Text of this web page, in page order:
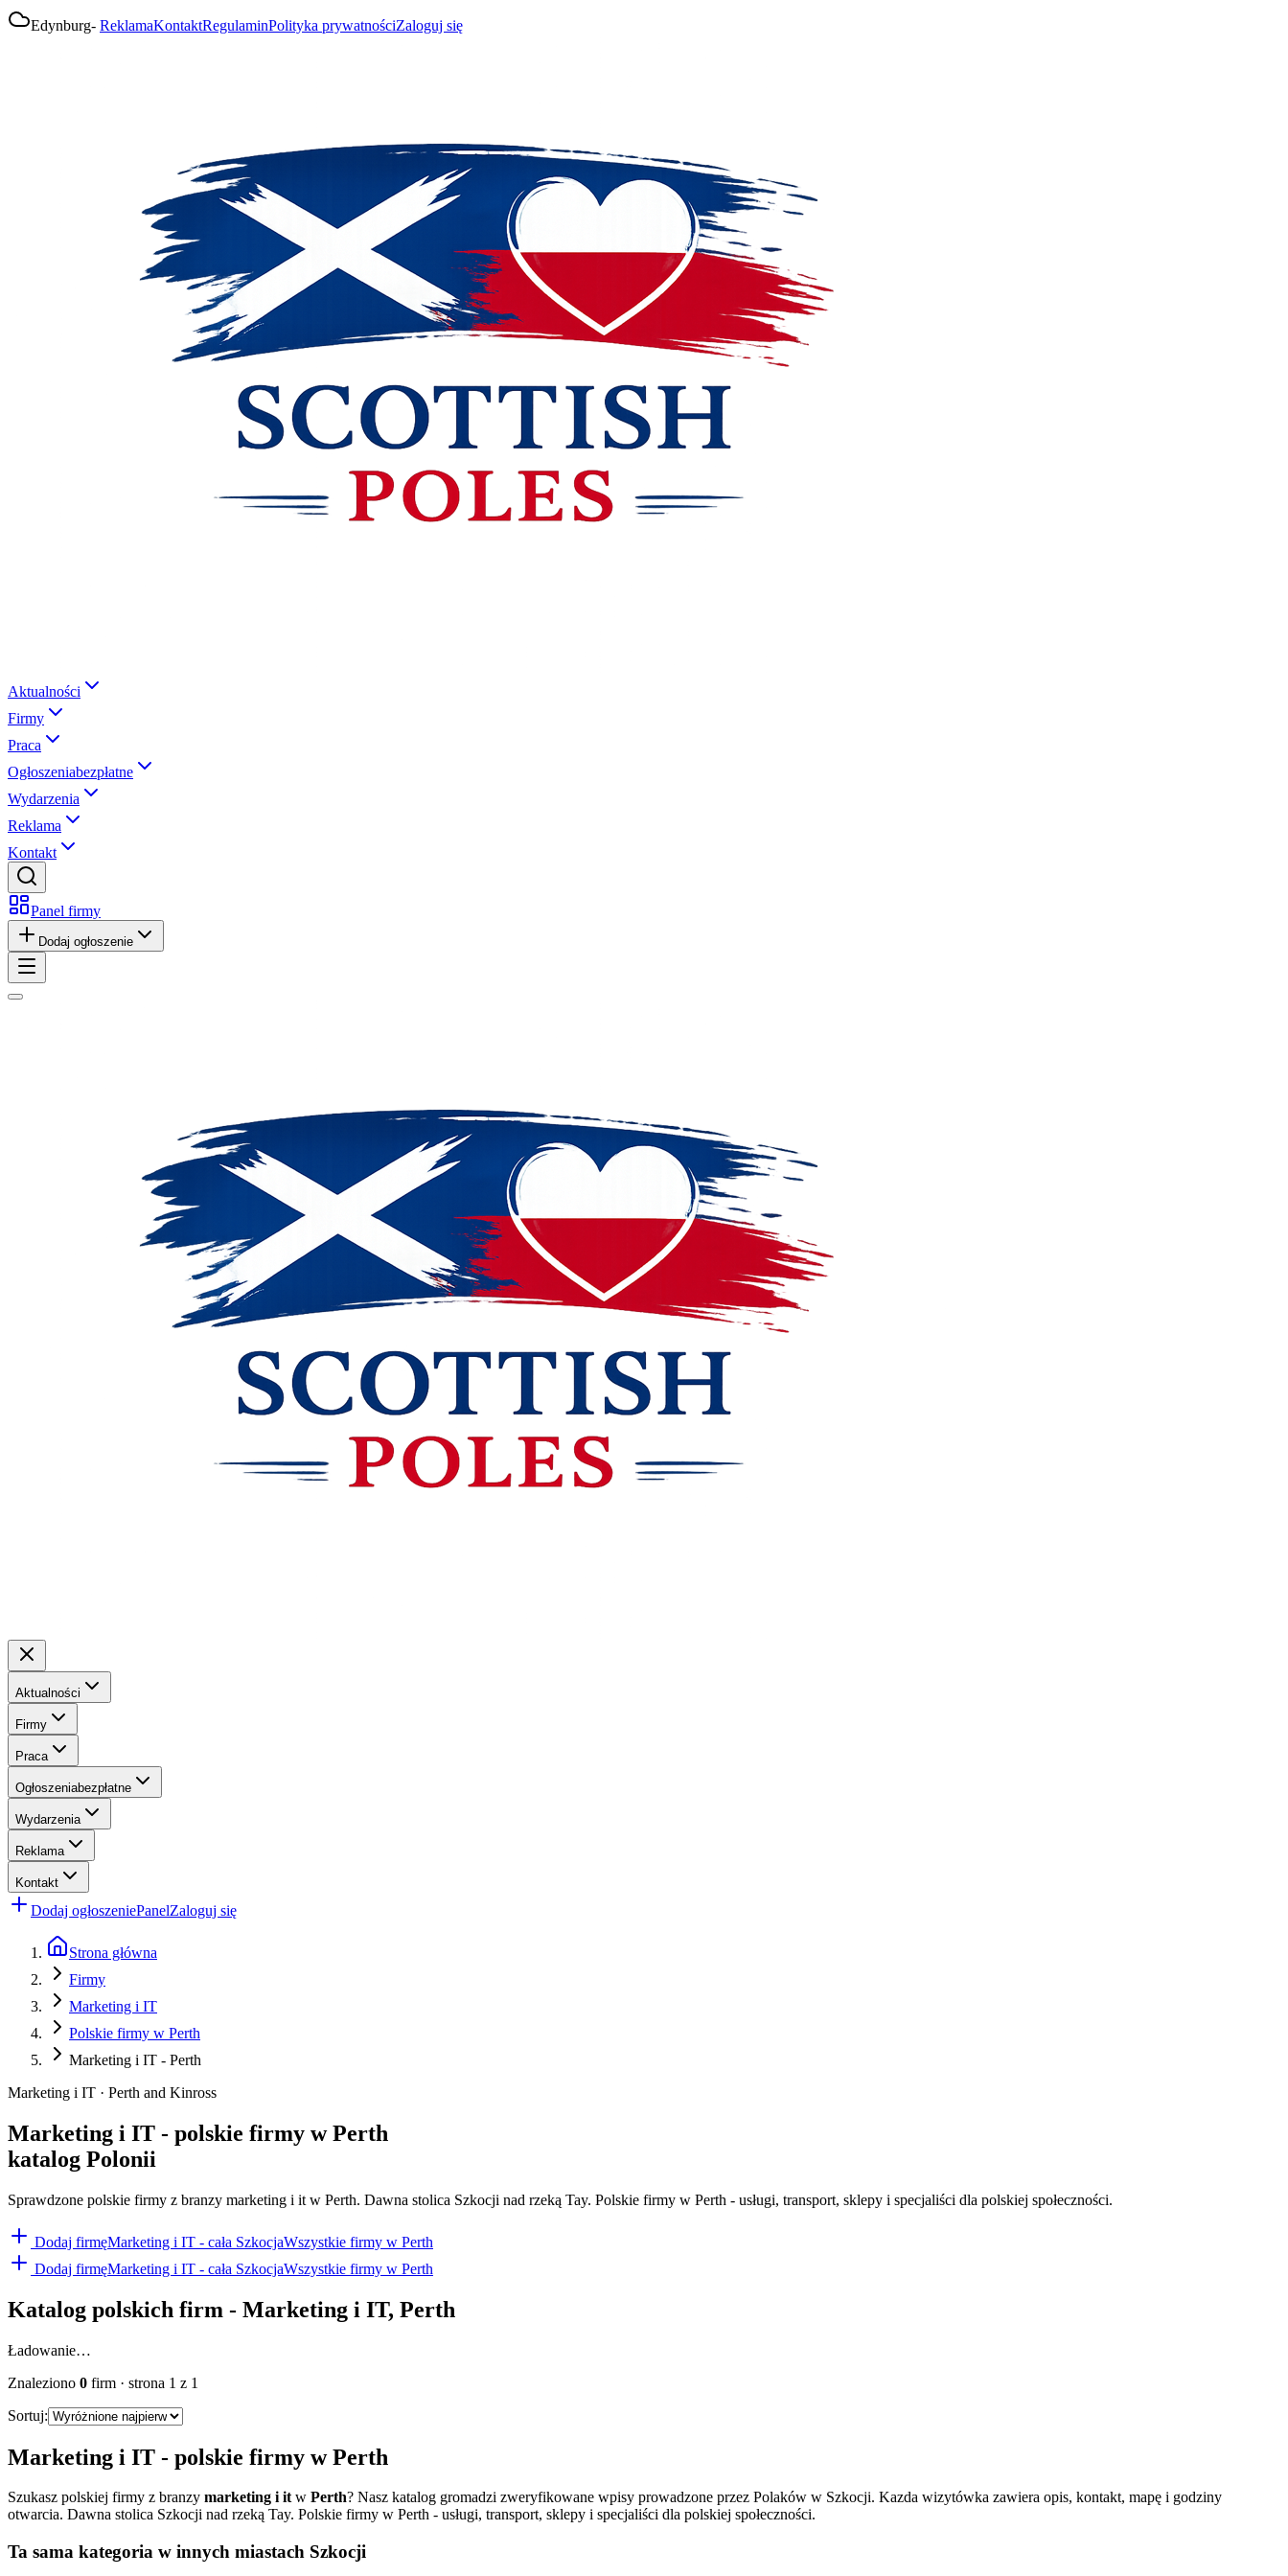
Edynburg- ReklamaKontaktRegulaminPolityka prywatnościZaloguj się
Aktualności
Firmy
Praca
Ogłoszeniabezpłatne
Wydarzenia
Reklama
Kontakt
Panel firmy
Dodaj ogłoszenie
Aktualności
Firmy
Praca
Ogłoszeniabezpłatne
Wydarzenia
Reklama
Kontakt
Dodaj ogłoszeniePanelZaloguj się
Strona główna
Firmy
Marketing i IT
Polskie firmy w Perth
Marketing i IT - Perth
Marketing i IT · Perth and Kinross
Marketing i IT - polskie firmy w Perth
katalog Polonii
Sprawdzone polskie firmy z branzy marketing i it w Perth. Dawna stolica Szkocji nad rzeką Tay. Polskie firmy w Perth - usługi, transport, sklepy i specjaliści dla polskiej społeczności.
Dodaj firmęMarketing i IT - cała SzkocjaWszystkie firmy w Perth
Dodaj firmęMarketing i IT - cała SzkocjaWszystkie firmy w Perth
Katalog polskich firm - Marketing i IT, Perth
Ładowanie…
Znaleziono 0 firm · strona 1 z 1
Sortuj:
Marketing i IT - polskie firmy wPerth
Szukasz polskiej firmy z branzy marketing i itw Perth? Nasz katalog gromadzi zweryfikowane wpisy prowadzone przez Polaków w Szkocji. Kazda wizytówka zawiera opis, kontakt, mapę i godziny
otwarcia. Dawna stolica Szkocji nad rzeką Tay. Polskie firmy w Perth - usługi, transport, sklepy i specjaliści dla polskiej społeczności.
Ta sama kategoria w innych miastach Szkocji